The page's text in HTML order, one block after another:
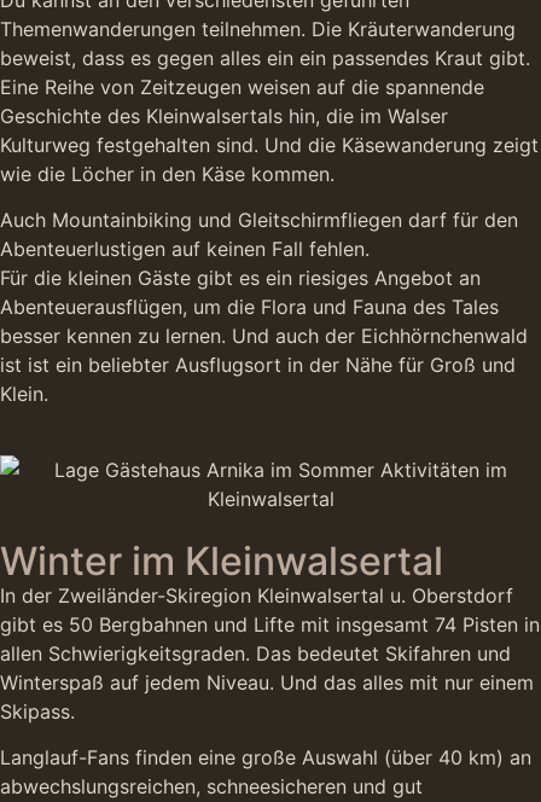
Themenwanderungen teilnehmen. Die Kräuterwanderung
beweist, dass es gegen alles ein ein passendes Kraut gibt.
Eine Reihe von Zeitzeugen weisen auf die spannende
Geschichte des Kleinwalsertals hin, die im Walser
Kulturweg festgehalten sind. Und die Käsewanderung zeigt
wie die Löcher in den Käse kommen.
Auch Mountainbiking und Gleitschirmfliegen darf für den
Abenteuerlustigen auf keinen Fall fehlen.
Für die kleinen Gäste gibt es ein riesiges Angebot an
Abenteuerausflügen, um die Flora und Fauna des Tales
besser kennen zu lernen. Und auch der Eichhörnchenwald
ist ist ein beliebter Ausflugsort in der Nähe für Groß und
Klein.
Winter im Kleinwalsertal
In der Zweiländer-Skiregion Kleinwalsertal u. Oberstdorf
gibt es 50 Bergbahnen und Lifte mit insgesamt 74 Pisten in
allen Schwierigkeitsgraden. Das bedeutet Skifahren und
Winterspaß auf jedem Niveau. Und das alles mit nur einem
Skipass.
Langlauf-Fans finden eine große Auswahl (über 40 km) an
abwechslungsreichen, schneesicheren und gut